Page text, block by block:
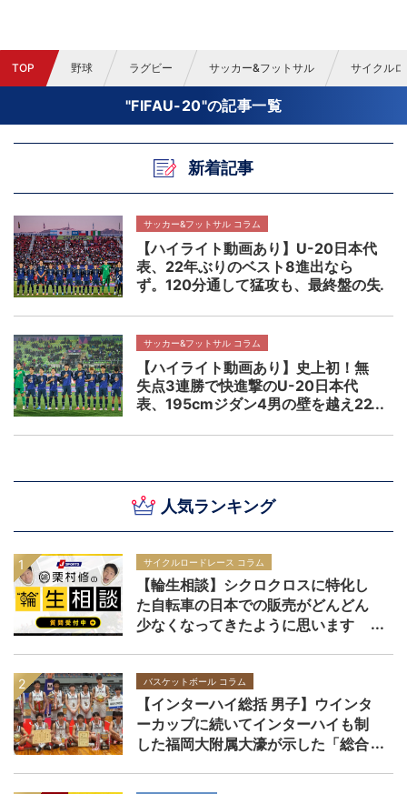
TOP 野球 ラグビー サッカー&フットサル サイクル
"FIFAU-20"の記事一覧
人気ランキング
サイクルロードレース コラム
【輪生相談】シクロクロスに特化し
た自転車の日本での販売がどんどん
少なくなってきたように思います
バスケットボール コラム
【インターハイ総括 男子】ウインタ
ーカップに続いてインターハイも制
した福岡大附属大濠が示した「総合
新着記事
サッカー&フットサル コラム
【ハイライト動画あり】U-20日本代
表、22年ぶりのベスト8進出なら
ず。120分通して猛攻も、最終盤の失
ワールドカップ チリ 2025
サッカー&フットサル コラム
【ハイライト動画あり】史上初！無
失点3連勝で快進撃のU-20日本代
表、195cmジダン4男の壁を越え22
U-20 ワールドカップ チリ 2025